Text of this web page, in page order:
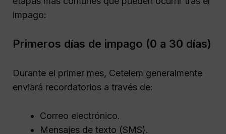
impago:
Primeros días de impago (0 a 30 días)
Durante el primer mes, Cetelem generalmente
enviará recordatorios a través de:
Correo electrónico.
Mensajes de texto (SMS).